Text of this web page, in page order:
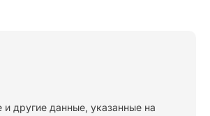
и другие данные, указанные на